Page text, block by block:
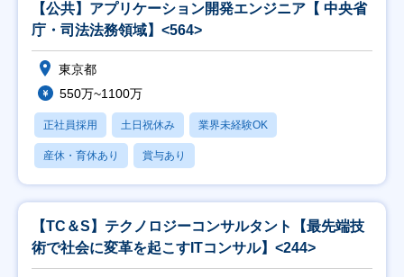
【公共】アプリケーション開発エンジニア【 中央省
庁・司法法務領域】<564>
東京都
550万~1100万
正社員採用 土日祝休み 業界未経験OK
産休・育休あり 賞与あり
【TC＆S】テクノロジーコンサルタント【最先端技
術で社会に変革を起こすITコンサル】<244>